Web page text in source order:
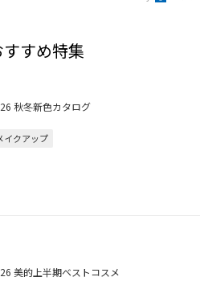
すすめ特集
秋冬新色カタログ
イクアップ
美的上半期ベストコスメ